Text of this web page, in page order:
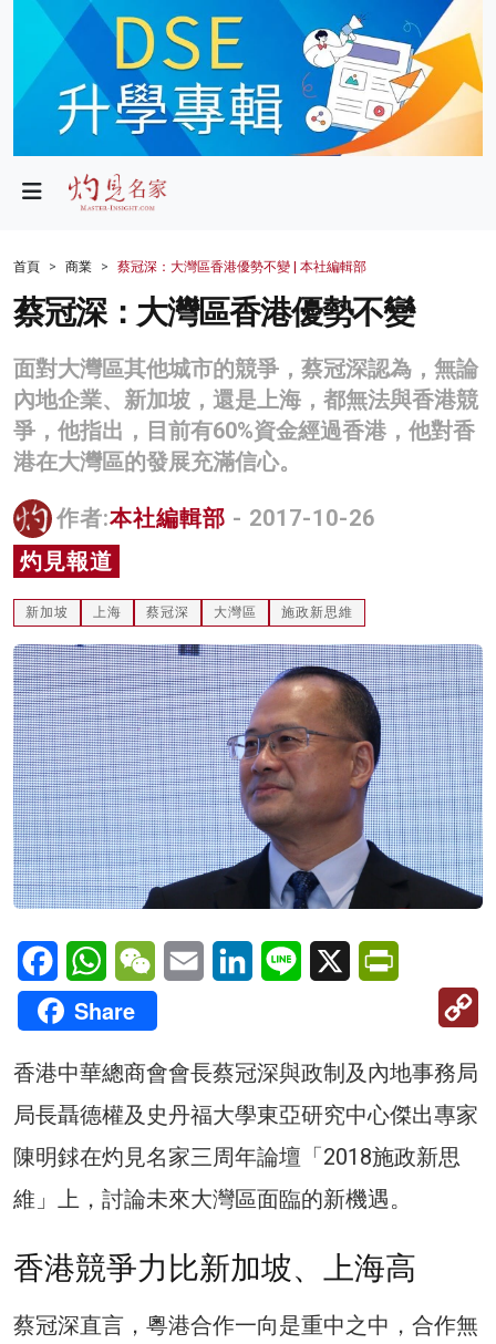
政局
財經
生活
商業
科技
名家榜
灼見活動
關於我們
首頁 商業 蔡冠深：大灣區香港優勢不變 | 本社編輯部
蔡冠深：大灣區香港優勢不變
面對大灣區其他城市的競爭，蔡冠深認為，無論
內地企業、新加坡，還是上海，都無法與香港競
爭，他指出，目前有60%資金經過香港，他對香
港在大灣區的發展充滿信心。
作者:本社編輯部 - 2017-10-26
灼見報道
新加坡 上海 蔡冠深 大灣區 施政新思維
FacebookWhatsAppWeChatEmail LinkedInLine X
Share
香港中華總商會會長蔡冠深與政制及內地事務局
局長聶德權及史丹福大學東亞研究中心傑出專家
陳明銶在灼見名家三周年論壇「2018施政新思
維」上，討論未來大灣區面臨的新機遇。
香港競爭力比新加坡、上海高
蔡冠深直言，粵港合作一向是重中之中，合作無